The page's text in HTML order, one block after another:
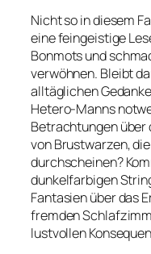
Nicht so in diesem
eine feingeistige
Bonmots und
verwöhnen. Bleibt
alltäglichen
Hetero-Manns
Betrachtungen
von Brustwarzen,
durchscheinen?
dunkelfarbigen
Fantasien über das
fremden
lustvollen